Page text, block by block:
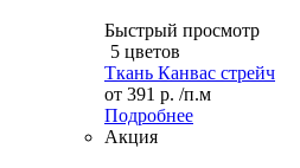
Быстрый просмотр
5 цветов
Ткань Канвас стрейч
от 391 р. /п.м
Подробнее
Акция